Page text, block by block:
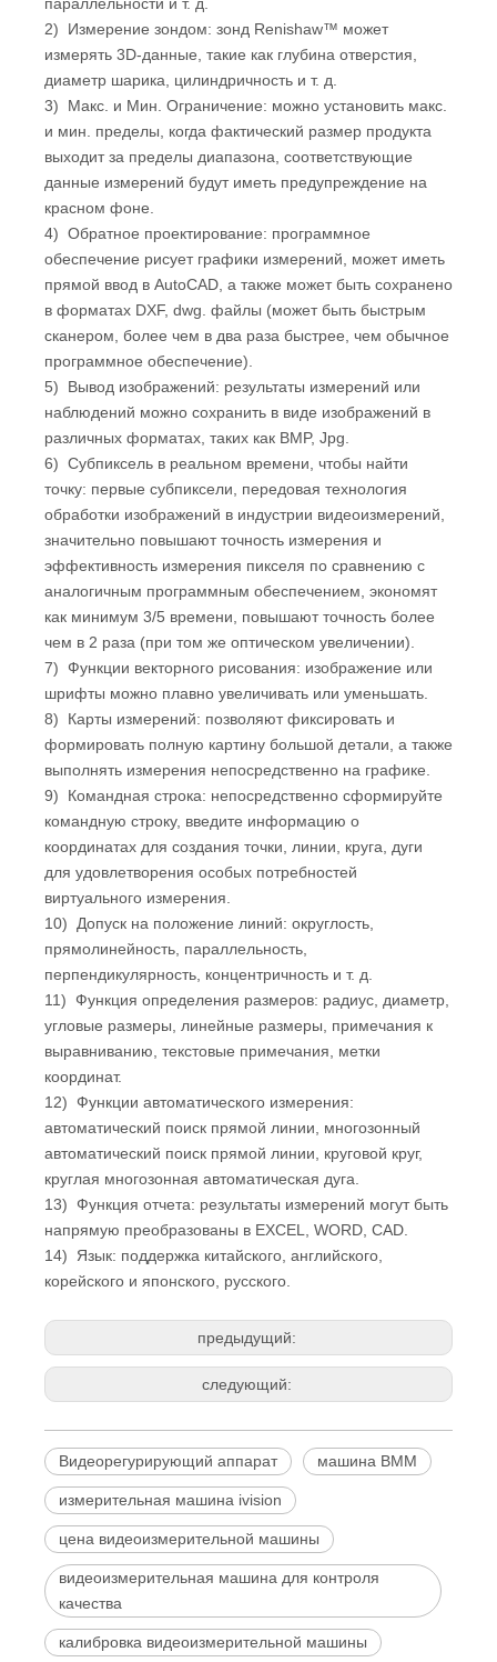
2) Измерение зондом: зонд Renishaw™ может
измерять 3D-данные, такие как глубина отверстия,
диаметр шарика, цилиндричность и т. д.
3) Макс. и Мин. Ограничение: можно установить макс.
и мин. пределы, когда фактический размер продукта
выходит за пределы диапазона, соответствующие
данные измерений будут иметь предупреждение на
красном фоне.
4) Обратное проектирование: программное
обеспечение рисует графики измерений, может иметь
прямой ввод в AutoCAD, а также может быть сохранено
в форматах DXF, dwg. файлы (может быть быстрым
сканером, более чем в два раза быстрее, чем обычное
программное обеспечение).
5) Вывод изображений: результаты измерений или
наблюдений можно сохранить в виде изображений в
различных форматах, таких как BMP, Jpg.
6) Субпиксель в реальном времени, чтобы найти
точку: первые субпиксели, передовая технология
обработки изображений в индустрии видеоизмерений,
значительно повышают точность измерения и
эффективность измерения пикселя по сравнению с
аналогичным программным обеспечением, экономят
как минимум 3/5 времени, повышают точность более
чем в 2 раза (при том же оптическом увеличении).
7) Функции векторного рисования: изображение или
шрифты можно плавно увеличивать или уменьшать.
8) Карты измерений: позволяют фиксировать и
формировать полную картину большой детали, а также
выполнять измерения непосредственно на графике.
9) Командная строка: непосредственно сформируйте
командную строку, введите информацию о
координатах для создания точки, линии, круга, дуги
для удовлетворения особых потребностей
виртуального измерения.
10) Допуск на положение линий: округлость,
прямолинейность, параллельность,
перпендикулярность, концентричность и т. д.
11) Функция определения размеров: радиус, диаметр,
угловые размеры, линейные размеры, примечания к
выравниванию, текстовые примечания, метки
координат.
12) Функции автоматического измерения:
автоматический поиск прямой линии, многозонный
автоматический поиск прямой линии, круговой круг,
круглая многозонная автоматическая дуга.
13) Функция отчета: результаты измерений могут быть
напрямую преобразованы в EXCEL, WORD, CAD.
14) Язык: поддержка китайского, английского,
корейского и японского, русского.
предыдущий:
следующий:
Видеорегурирующий аппарат машина ВММ
измерительная машина ivision
цена видеоизмерительной машины
видеоизмерительная машина для контроля
качества
калибровка видеоизмерительной машины